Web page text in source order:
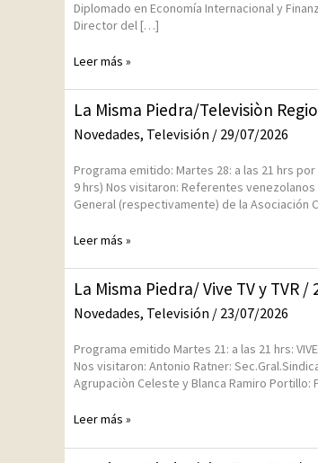
Diplomado en Economía Internacional y
Director del […]
Vive
TV/
y
2026
Leer más »
La Misma Piedra/Televisiòn
Novedades, Televisión / 29/07/2026
Programa emitido: Martes 28: a las 21 hrs
9 hrs) Nos visitaron: Referentes
General (respectivamente) de la Asociación
La
Piedra/Televisiòn
y
Vive
TV
28
de
julio
Leer más »
La Misma Piedra/ Vive TV y TVR
Novedades, Televisión / 23/07/2026
Programa emitido Martes 21: a las 21 hrs:
Nos visitaron: Antonio Ratner:
Agrupaciòn Celeste y Blanca Ramiro
La
Piedra/
TV
y
TVR
21
Leer más »